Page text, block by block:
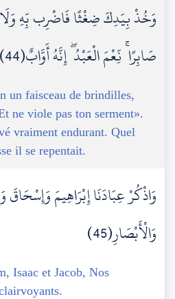
وَخُذْ بِيَدِكَ ضِغْثًا فَاضْرِب بِّهِ
صَابِرًا ۚ نِّعْمَ الْعَبْدُ ۖ إِنَّهُ أَوَّابٌ(44)
un faisceau de brindilles,
ne viole pas ton serment».
vraiment endurant. Quel
il se repentait.
وَاذْكُرْ عِبَادَنَا إِبْرَاهِيمَ
وَالْأَبْصَارِ(45)
Isaac et Jacob, Nos